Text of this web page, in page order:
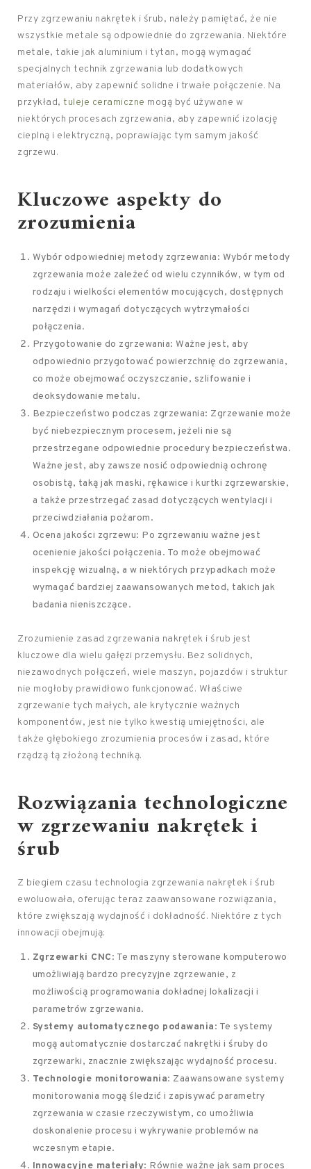
Przy zgrzewaniu nakrętek i śrub, należy pamiętać, że nie
wszystkie metale są odpowiednie do zgrzewania. Niektóre
metale, takie jak aluminium i tytan, mogą wymagać
specjalnych technik zgrzewania lub dodatkowych
materiałów, aby zapewnić solidne i trwałe połączenie. Na
przykład, tuleje ceramiczne mogą być używane w
niektórych procesach zgrzewania, aby zapewnić izolację
cieplną i elektryczną, poprawiając tym samym jakość
zgrzewu.
Kluczowe aspekty do
zrozumienia
Wybór odpowiedniej metody zgrzewania: Wybór metody
zgrzewania może zależeć od wielu czynników, w tym od
rodzaju i wielkości elementów mocujących, dostępnych
narzędzi i wymagań dotyczących wytrzymałości
połączenia.
Przygotowanie do zgrzewania: Ważne jest, aby
odpowiednio przygotować powierzchnię do zgrzewania,
co może obejmować oczyszczanie, szlifowanie i
deoksydowanie metalu.
Bezpieczeństwo podczas zgrzewania: Zgrzewanie może
być niebezpiecznym procesem, jeżeli nie są
przestrzegane odpowiednie procedury bezpieczeństwa.
Ważne jest, aby zawsze nosić odpowiednią ochronę
osobistą, taką jak maski, rękawice i kurtki zgrzewarskie,
a także przestrzegać zasad dotyczących wentylacji i
przeciwdziałania pożarom.
Ocena jakości zgrzewu: Po zgrzewaniu ważne jest
ocenienie jakości połączenia. To może obejmować
inspekcję wizualną, a w niektórych przypadkach może
wymagać bardziej zaawansowanych metod, takich jak
badania nieniszczące.
Zrozumienie zasad zgrzewania nakrętek i śrub jest
kluczowe dla wielu gałęzi przemysłu. Bez solidnych,
niezawodnych połączeń, wiele maszyn, pojazdów i struktur
nie mogłoby prawidłowo funkcjonować. Właściwe
zgrzewanie tych małych, ale krytycznie ważnych
komponentów, jest nie tylko kwestią umiejętności, ale
także głębokiego zrozumienia procesów i zasad, które
rządzą tą złożoną techniką.
Rozwiązania technologiczne
w zgrzewaniu nakrętek i
śrub
Z biegiem czasu technologia zgrzewania nakrętek i śrub
ewoluowała, oferując teraz zaawansowane rozwiązania,
które zwiększają wydajność i dokładność. Niektóre z tych
innowacji obejmują:
Zgrzewarki CNC: Te maszyny sterowane komputerowo
umożliwiają bardzo precyzyjne zgrzewanie, z
możliwością programowania dokładnej lokalizacji i
parametrów zgrzewania.
Systemy automatycznego podawania: Te systemy
mogą automatycznie dostarczać nakrętki i śruby do
zgrzewarki, znacznie zwiększając wydajność procesu.
Technologie monitorowania: Zaawansowane systemy
monitorowania mogą śledzić i zapisywać parametry
zgrzewania w czasie rzeczywistym, co umożliwia
doskonalenie procesu i wykrywanie problemów na
wczesnym etapie.
Innowacyjne materiały: Równie ważne jak sam proces